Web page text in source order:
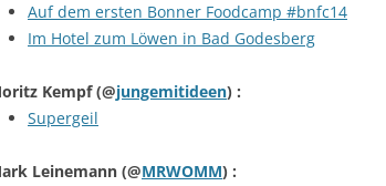
Auf dem ersten Bonner Foodcamp #bnfc14
Im Hotel zum Löwen in Bad Godesberg
Kempf(@jungemitideen) :
Supergeil
Leinemann (@MRWOMM) :